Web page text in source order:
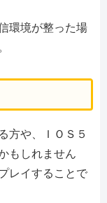
環境が整った場
方や、ＩＯＳ５
もしれません
レイすることで